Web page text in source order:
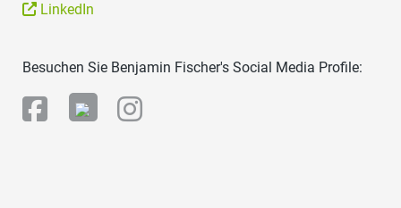
LinkedIn
Besuchen Sie Benjamin Fischer's Social Media Profile: